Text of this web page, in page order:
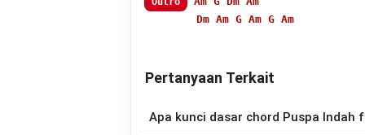
Dm Am G Am G Am
Pertanyaan Terkait
Apa kunci dasar chord Puspa Indah